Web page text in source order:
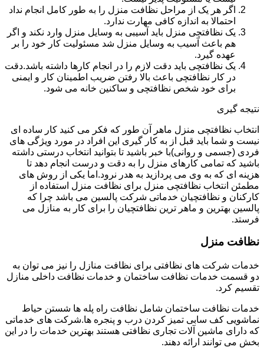
اگر هر یک از مراحل نظافت منزل را به طور کامل انجام نداد
احتمالا به اندازه کافی مهارت ندارد.
یک نظافتچی منزل باید آسیبی به وسایل منزل وارد نکند و اگر
هم باعث آسیب به وسایل منزل شد مسئولیت کار خود را بر
عهده گیرد.
یک نظافتچی باید دقت لازم را در انجام کارها داشته باشد.دقت
در کار نظافتچی باعث بالا رفتن ضریب اطمینان کار و ایمنی
برای خود شخص نظافتچی و ساکنین خانه می شود.
نتیجه گیری
انتخاب نظافتچی منزل ماهر آن طور که فکر می کنید کار ساده ای
نیست و شما باید قبل از به کار گیری این افراد در مورد ویژگی های
فردی (جسمی و روانی)با خبر باشید تا بتوانید انتخاب درستی داشته
باشید که تمامی کارهای منزل را به دقت و درست انجام دهد تا
هزینه ای که به وی می پردازید به هدر نرود.اما یکی از روش های
مطمئن انتخاب نظافتچی منزل برای نظافت منزل استفاده از
کارکنان و نظافتچیان خدماتی شرکت پالسین می باشد چرا که
پالسین بهترین و ماهر ترین نظافتچیان را برای کار به منازل می
فرستد.
نظافت منزل
خدمات شرکت های نظافتی برای نظافت منازل را نیز می توان به
دو قسمت خدمات نظافت ساختمان و خدمات نظافت داخلی منازل
تقسیم کرد.
خدمات نظافت ساختمان شامل نظافت راه پله ها شستن حیاط
نماشویی کف سابی تمیز کردن درب و پنجره ها.شرکت های خدماتی
که دارای ماشین آلات تجاری نظافتی هستند بهترین خدمات را در این
بخش می توانند ارائه دهند.